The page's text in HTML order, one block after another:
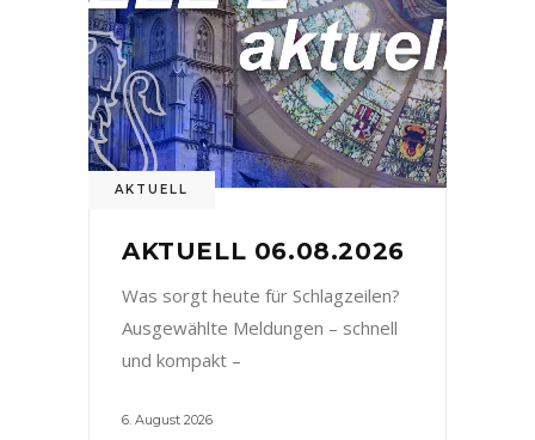
AKTUELL
AKTUELL 06.08.2026
Was sorgt heute für Schlagzeilen?
Ausgewählte Meldungen – schnell
und kompakt –
6. August 2026